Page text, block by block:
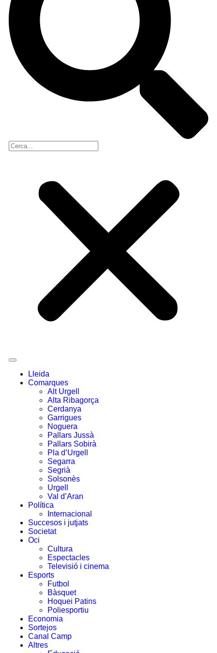
Lleida
Comarques
Alt Urgell
Alta Ribagorça
Cerdanya
Garrigues
Noguera
Pallars Jussà
Pallars Sobirà
Pla d’Urgell
Segarra
Segrià
Solsonès
Urgell
Val d’Aran
Política
Internacional
Succesos i jutjats
Societat
Oci
Cultura
Espectacles
Televisió i cinema
Esports
Futbol
Bàsquet
Hoquei Patins
Poliesportiu
Economia
Sortejos
Canal Camp
Altres